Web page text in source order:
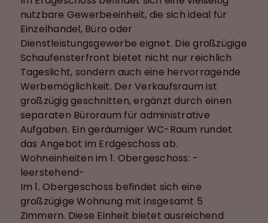
nutzbare Gewerbeeinheit, die sich ideal für
Einzelhandel, Büro oder
Dienstleistungsgewerbe eignet. Die großzügige
Schaufensterfront bietet nicht nur reichlich
Tageslicht, sondern auch eine hervorragende
Werbemöglichkeit. Der Verkaufsraum ist
großzügig geschnitten, ergänzt durch einen
separaten Büroraum für administrative
Aufgaben. Ein geräumiger WC-Raum rundet
das Angebot im Erdgeschoss ab.
Wohneinheiten im 1. Obergeschoss: -
leerstehend-
Im 1. Obergeschoss befindet sich eine
großzügige Wohnung mit insgesamt 5
Zimmern. Diese Einheit bietet ausreichend